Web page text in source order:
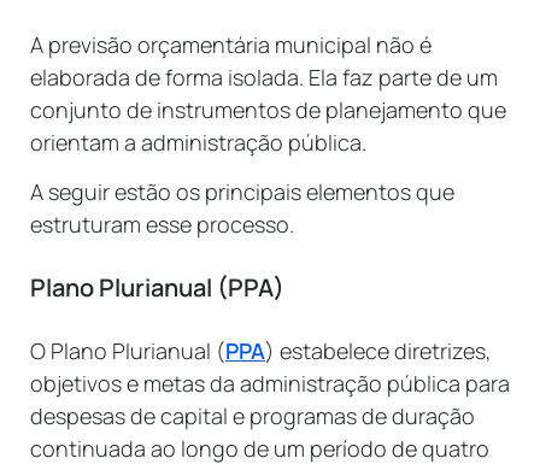
A previsão orçamentária municipal não é
elaborada de forma isolada. Ela faz parte de um
conjunto de instrumentos de planejamento que
orientam a administração pública.
A seguir estão os principais elementos que
estruturam esse processo.
Plano Plurianual (PPA)
O Plano Plurianual (PPA) estabelece diretrizes,
objetivos e metas da administração pública para
despesas de capital e programas de duração
continuada ao longo de um período de quatro